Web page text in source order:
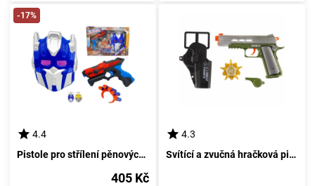
-17%
4.4
Pistole pro střílení pěnových šipek s maskou proměnitel - Bourák
405 Kč
4.3
Svítící a zvučná hračková pistole s příslušenstvím